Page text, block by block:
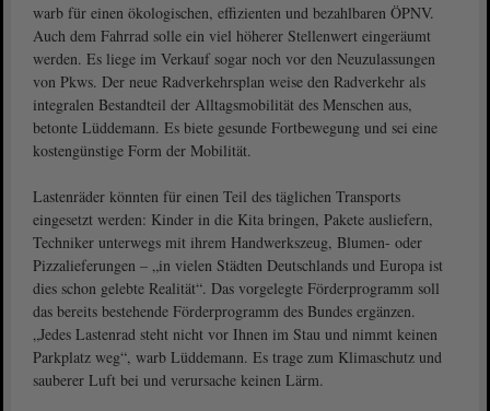
warb für einen ökologischen, effizienten und bezahlbaren ÖPNV.
Auch dem Fahrrad solle ein viel höherer Stellenwert eingeräumt
werden. Es liege im Verkauf sogar noch vor den Neuzulassungen
von Pkws. Der neue Radverkehrsplan weise den Radverkehr als
integralen Bestandteil der Alltagsmobilität des Menschen aus,
betonte Lüddemann. Es biete gesunde Fortbewegung und sei eine
kostengünstige Form der Mobilität.
Lastenräder könnten für einen Teil des täglichen Transports
eingesetzt werden: Kinder in die Kita bringen, Pakete ausliefern,
Techniker unterwegs mit ihrem Handwerkszeug, Blumen- oder
Pizzalieferungen – „in vielen Städten Deutschlands und Europa ist
dies schon gelebte Realität“. Das vorgelegte Förderprogramm soll
das bereits bestehende Förderprogramm des Bundes ergänzen.
„Jedes Lastenrad steht nicht vor Ihnen im Stau und nimmt keinen
Parkplatz weg“, warb Lüddemann. Es trage zum Klimaschutz und
sauberer Luft bei und verursache keinen Lärm.